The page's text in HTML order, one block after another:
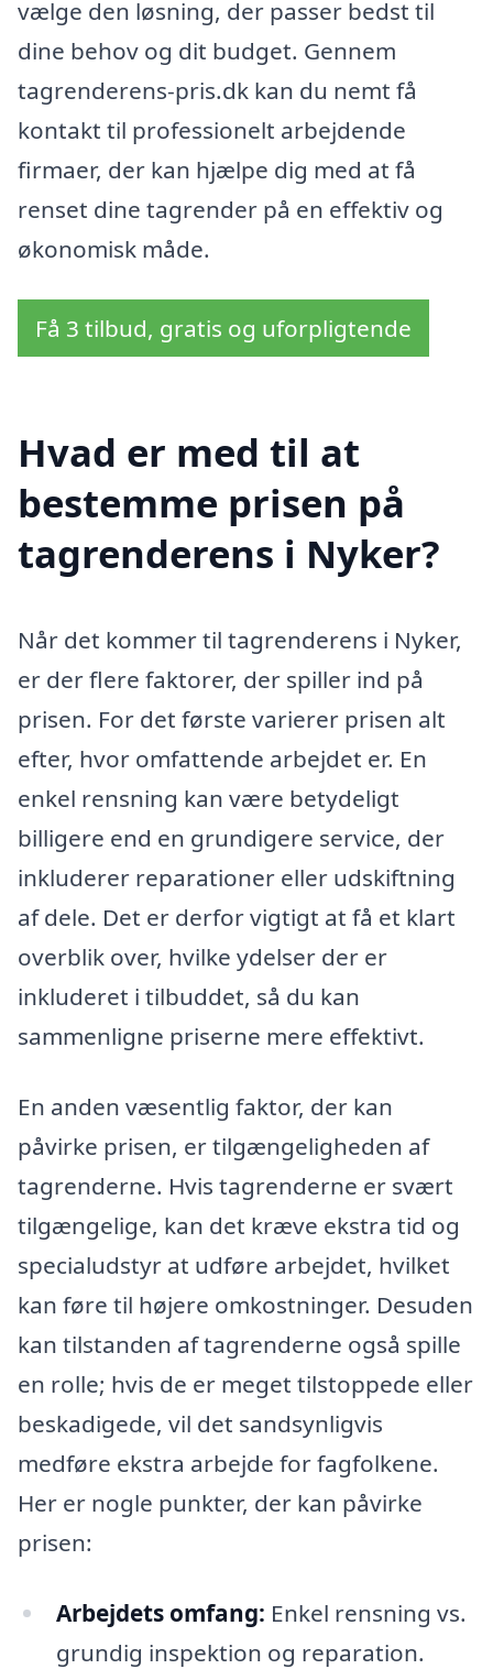
vælge den løsning, der passer bedst til
dine behov og dit budget. Gennem
tagrenderens-pris.dk kan du nemt få
kontakt til professionelt arbejdende
firmaer, der kan hjælpe dig med at få
renset dine tagrender på en effektiv og
økonomisk måde.
Få 3 tilbud, gratis og uforpligtende
Hvad er med til at
bestemme prisen på
tagrenderens i Nyker?
Når det kommer til tagrenderens i Nyker,
er der flere faktorer, der spiller ind på
prisen. For det første varierer prisen alt
efter, hvor omfattende arbejdet er. En
enkel rensning kan være betydeligt
billigere end en grundigere service, der
inkluderer reparationer eller udskiftning
af dele. Det er derfor vigtigt at få et klart
overblik over, hvilke ydelser der er
inkluderet i tilbuddet, så du kan
sammenligne priserne mere effektivt.
En anden væsentlig faktor, der kan
påvirke prisen, er tilgængeligheden af
tagrenderne. Hvis tagrenderne er svært
tilgængelige, kan det kræve ekstra tid og
specialudstyr at udføre arbejdet, hvilket
kan føre til højere omkostninger. Desuden
kan tilstanden af tagrenderne også spille
en rolle; hvis de er meget tilstoppede eller
beskadigede, vil det sandsynligvis
medføre ekstra arbejde for fagfolkene.
Her er nogle punkter, der kan påvirke
prisen:
Arbejdets omfang: Enkel rensning vs.
grundig inspektion og reparation.